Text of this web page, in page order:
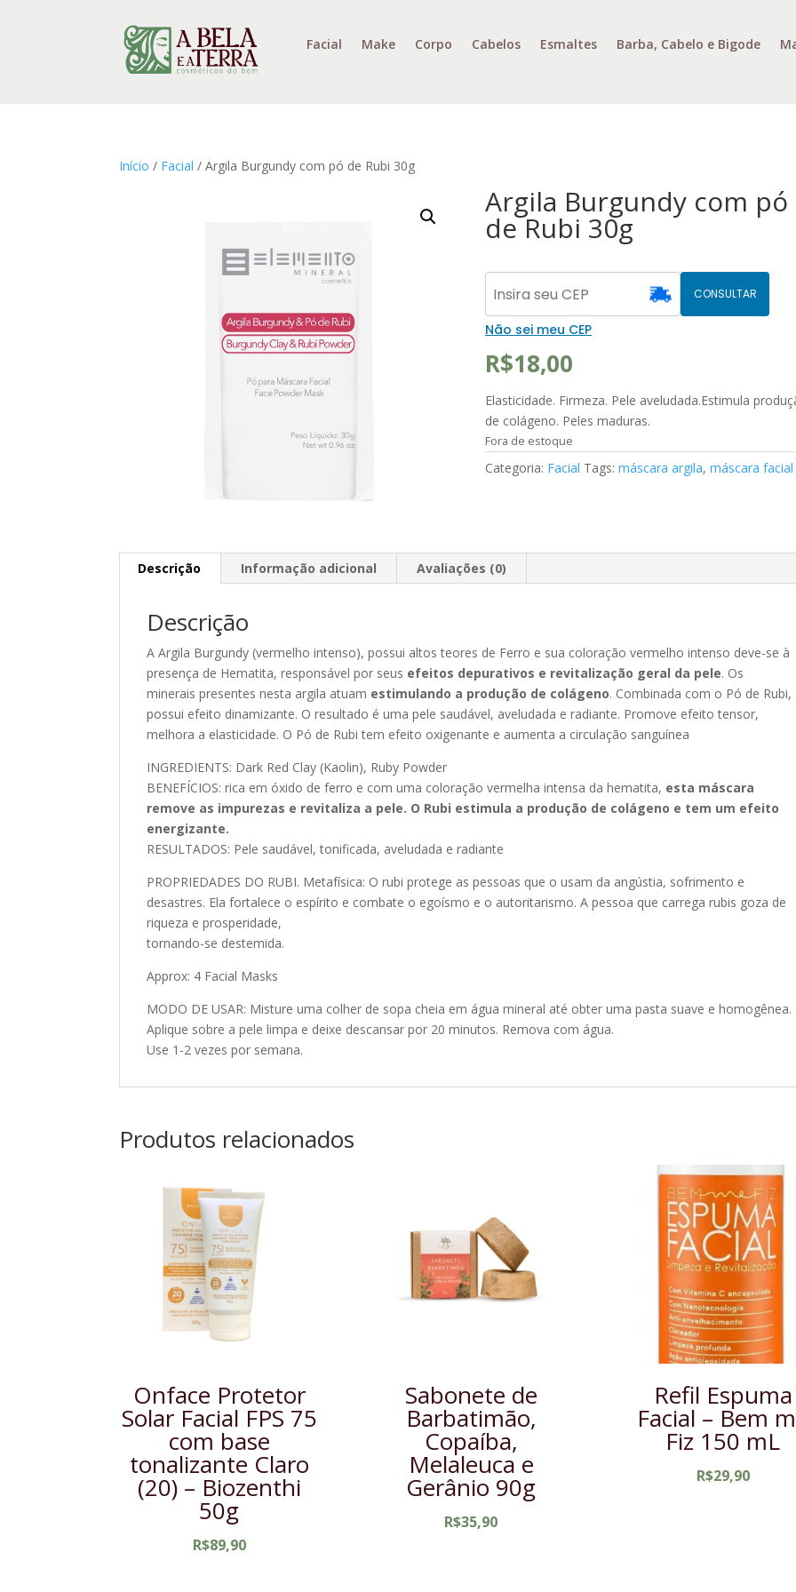
Facial Make Corpo Cabelos Esmaltes Barba, Cabelo e Bigode
Início / Facial / Argila Burgundy com pó de Rubi 30g
Argila Burgundy com pó
de Rubi 30g
CONSULTAR
Não sei meu CEP
R$18,00
Elasticidade. Firmeza. Pele aveludada.Estimula
de colágeno. Peles maduras.
Fora de estoque
Categoria: Facial Tags:máscara argila,máscara facial
Descrição Informação adicional Avaliações (0)
Descrição
A Argila Burgundy (vermelho intenso), possui altos teores de Ferro e sua coloração vermelho intenso deve-se à
presença de Hematita, responsável por seus efeitos depurativos e revitalização geral da pele. Os
minerais presentes nesta argila atuam estimulando a produção de colágeno. Combinada com o Pó de Rubi,
possui efeito dinamizante. O resultado é uma pele saudável, aveludada e radiante. Promove efeito tensor,
melhora a elasticidade. O Pó de Rubi tem efeito oxigenante e aumenta a circulação sanguínea
INGREDIENTS: Dark Red Clay (Kaolin), Ruby Powder
BENEFÍCIOS: rica em óxido de ferro e com uma coloração vermelha intensa da hematita, esta máscara
remove as impurezas e revitaliza a pele. O Rubi estimula a produção de colágeno e tem um efeito
energizante.
RESULTADOS: Pele saudável, tonificada, aveludada e radiante
PROPRIEDADES DO RUBI. Metafísica: O rubi protege as pessoas que o usam da angústia, sofrimento e
desastres. Ela fortalece o espírito e combate o egoísmo e o autoritarismo. A pessoa que carrega rubis goza de
riqueza e prosperidade,
tornando-se destemida.
Approx: 4 Facial Masks
MODO DE USAR: Misture uma colher de sopa cheia em água mineral até obter uma pasta suave e homogênea.
Aplique sobre a pele limpa e deixe descansar por 20 minutos. Remova com água.
Use 1-2 vezes por semana.
Produtos relacionados
Onface Protetor
Solar Facial FPS 75
com base
tonalizante Claro
(20) – Biozenthi
50g
R$89,90
Sabonete de
Barbatimão,
Copaíba,
Melaleuca e
Gerânio 90g
R$35,90
Refil Espuma
Facial – Bem
Fiz 150 mL
R$29,90